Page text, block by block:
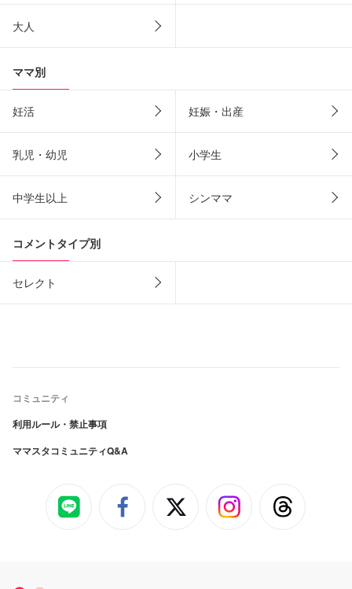
大人
ママ別
妊活 妊娠・出産
乳児・幼児 小学生
中学生以上 シンママ
コメントタイプ別
セレクト
コミュニティ
利用ルール・禁止事項
ママスタコミュニティQ&A